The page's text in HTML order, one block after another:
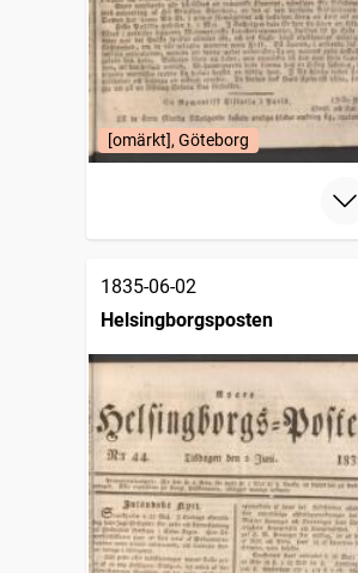
[omärkt], Göteborg
1835-06-02
Helsingborgsposten